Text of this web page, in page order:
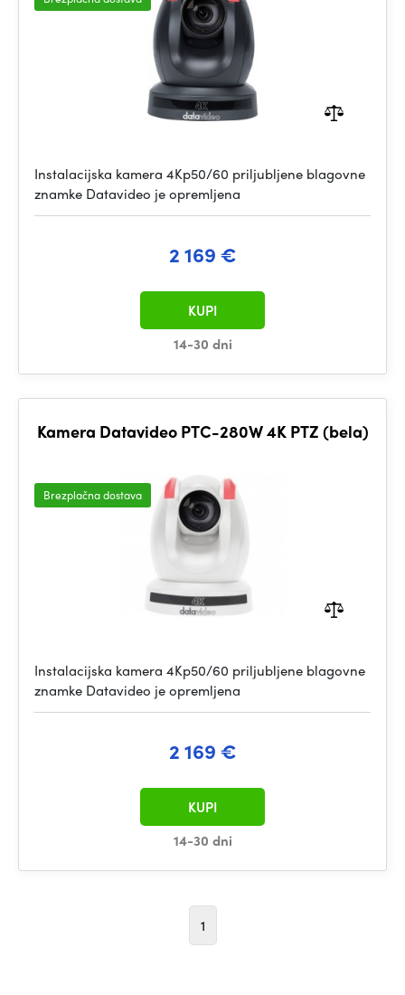
Instalacijska kamera 4Kp50/60 priljubljene blagovne
znamke Datavideo je opremljena
2 169 €
14-30 dni
KUPI
Kamera Datavideo PTC-280W 4K PTZ (bela)
Brezplačna dostava
Instalacijska kamera 4Kp50/60 priljubljene blagovne
znamke Datavideo je opremljena
2 169 €
14-30 dni
KUPI
1